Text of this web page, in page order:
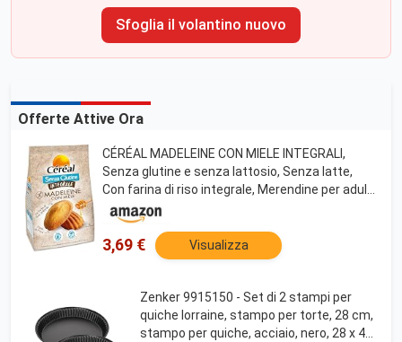
Sfoglia il volantino nuovo
Offerte Attive Ora
CÉRÉAL MADELEINE CON MIELE INTEGRALI,
Senza glutine e senza lattosio, Senza latte,
Con farina di riso integrale, Merendine per adulti
e bambini, Perfette a colazione, 170 gr, 6
monoporzioni
3,69 € Visualizza
Zenker 9915150 - Set di 2 stampi per
quiche lorraine, stampo per torte, 28 cm,
stampo per quiche, acciaio, nero, 28 x 4